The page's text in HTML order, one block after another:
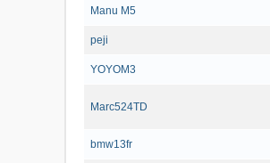
Manu M5
peji
YOYOM3
Marc524TD
bmw13fr